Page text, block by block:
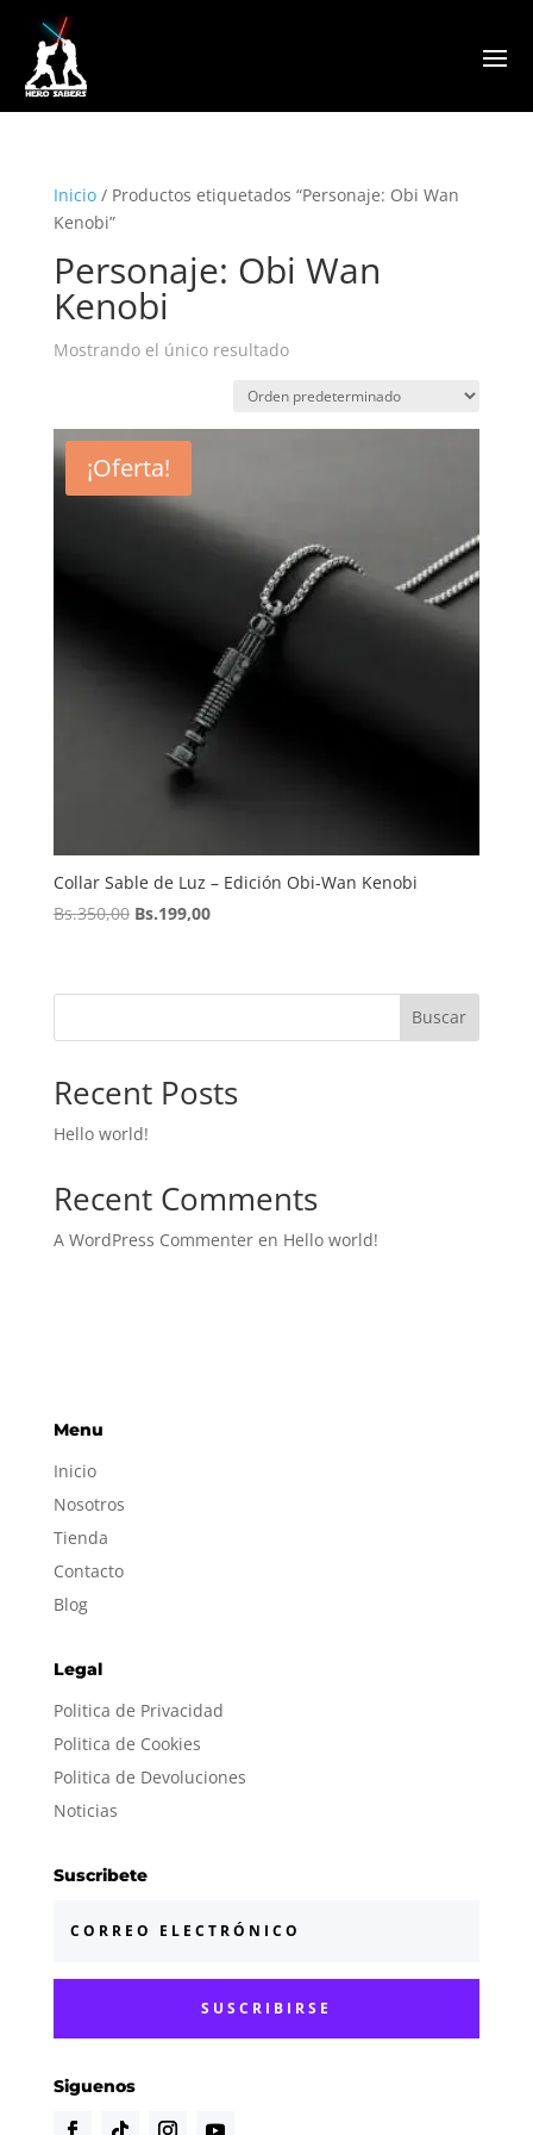
Inicio/ Productos etiquetados “Personaje: Obi Wan
Kenobi”
Personaje: Obi Wan
Kenobi
Mostrando el único resultado
¡Oferta!
Collar Sable de Luz – Edición Obi-Wan Kenobi
Bs.350,00 El
era:
Bs.199,00El
es:
Buscar
Recent Posts
Hello world!
Recent Comments
A WordPress Commenteren Hello world!
Menu
Inicio
Nosotros
Tienda
Contacto
Blog
Legal
Politica de Privacidad
Politica de Cookies
Politica de Devoluciones
Noticias
Suscribete
SUSCRIBIRSE
Siguenos